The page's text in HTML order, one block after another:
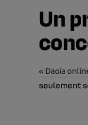
Un
« Dacia
seulement